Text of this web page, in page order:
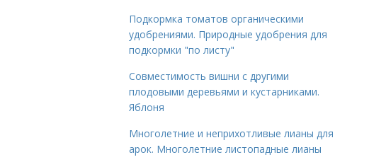
Подкормка томатов органическими
удобрениями. Природные удобрения для
подкормки "по листу"
Совместимость вишни с другими
плодовыми деревьями и кустарниками.
Яблоня
Многолетние и неприхотливые лианы для
арок. Многолетние листопадные лианы